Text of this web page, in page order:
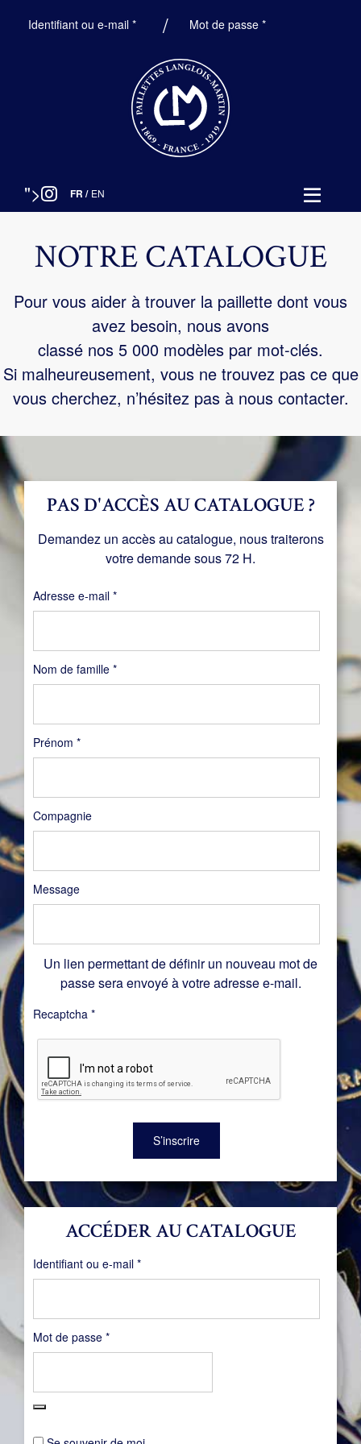
Identifiant ou e-mail *ObligatoireMot de passe*Obligatoire
"> FR / EN
NOTRE CATALOGUE
Pour vous aider à trouver la paillette dont vous
avez besoin, nous avons
classé nos 5 000 modèles par mot-clés.
Si malheureusement, vous ne trouvez pas ce que
vous cherchez, n’hésitez pas à nous contacter.
ACCÉDER AU CATALOGUE
Identifiant ou e-mail *Obligatoire
Mot de passe *Obligatoire
Nom de famille *
Prénom *
Compagnie
Message
PAS D'ACCÈS AU CATALOGUE ?
Demandez un accès au catalogue, nous traiterons
votre demande sous 72 H.
Adresse e-mail *Obligatoire
Un lien permettant de définir un nouveau mot de
passe sera envoyé à votre adresse e-mail.
Recaptcha *
S’inscrire